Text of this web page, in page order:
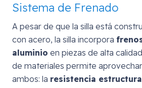
Sistema de Frenado
A pesar de que la silla está
con acero, la silla incorpora
aluminio en piezas de alta
de materiales permite
ambos: la resistencia